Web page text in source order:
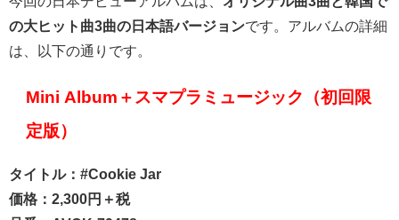
の大ヒット曲3曲の日本語バージョンです。アルバムの詳細
は、以下の通りです。
Mini Album＋スマプラミュージック（初回限
定版）
タイトル：#Cookie Jar
価格：2,300円＋税